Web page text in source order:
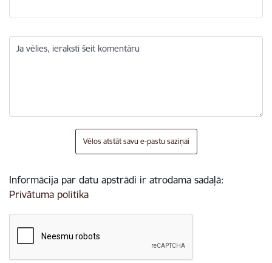
Ja vēlies, ieraksti šeit komentāru
Vēlos atstāt savu e-pastu saziņai
Informācija par datu apstrādi ir atrodama sadaļā:
Privātuma politika